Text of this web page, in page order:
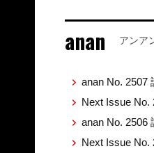
anan アンア
anan No. 2507
Next Issue No.
anan No. 2506
Next Issue No.